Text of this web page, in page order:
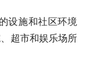
设施和社区环境
超市和娱乐场所